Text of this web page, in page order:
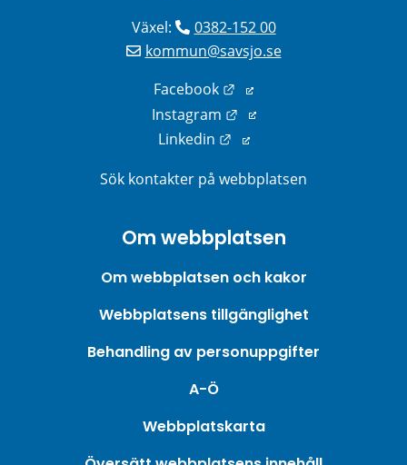
Växel:
0382-152 00
kommun@savsjo.se
Facebook
Länk till annan
Instagram
Länk till annan
Linkedin
Länk till annan webbplats.
Sök kontakter på webbplatsen
Om webbplatsen
Om webbplatsen och kakor
Webbplatsens tillgänglighet
Behandling av personuppgifter
A-Ö
Webbplatskarta